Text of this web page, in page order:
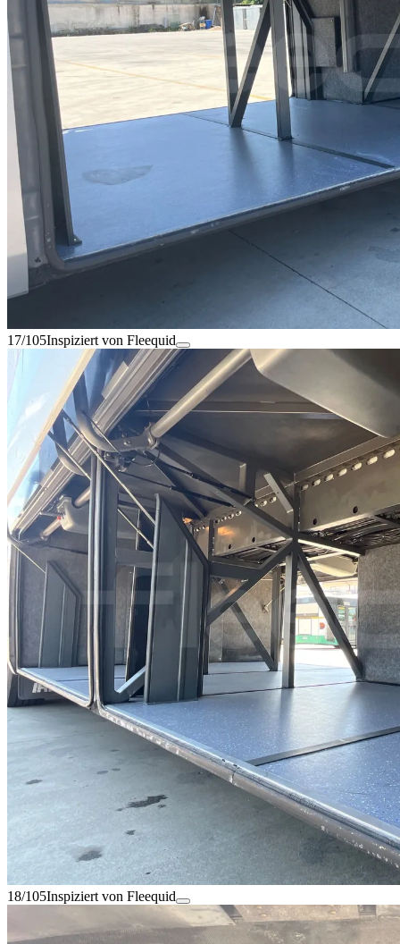
17/105Inspiziert von Fleequid
18/105Inspiziert von Fleequid